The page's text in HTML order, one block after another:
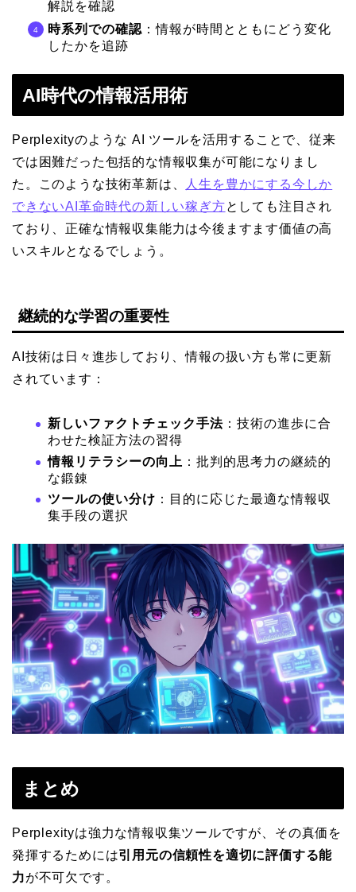
解説を確認
時系列での確認 ：情報が時間とともにどう変化
したかを追跡
AI時代の情報活用術
Perplexityのような AI ツールを活用することで、従来
では困難だった包括的な情報収集が可能になりまし
た。このような技術革新は、
人生を豊かにする今しか
できないAI革命時代の新しい稼ぎ方としても注目され
ており、正確な情報収集能力は今後ますます価値の高
いスキルとなるでしょう。
継続的な学習の重要性
AI技術は日々進歩しており、情報の扱い方も常に更新
されています：
新しいファクトチェック手法 ：技術の進歩に合
わせた検証方法の習得
情報リテラシーの向上 ：批判的思考力の継続的
な鍛錬
ツールの使い分け ：目的に応じた最適な情報収
集手段の選択
まとめ
Perplexityは強力な情報収集ツールですが、その真価を
発揮するためには引用元の信頼性を適切に評価する能
力が不可欠です。